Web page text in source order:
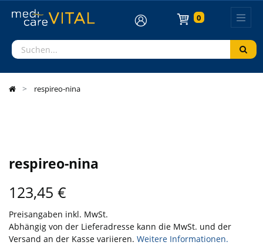
0
respireo-nina
respireo-nina
123,45 €
Preisangaben inkl. MwSt.
Abhängig von der Lieferadresse kann die MwSt. und der
Versand an der Kasse variieren. Weitere Informationen.